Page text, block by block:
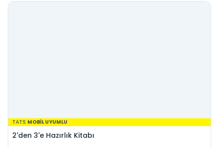
TATS MOBİL UYUMLU
2'den 3'e Hazırlık Kitabı